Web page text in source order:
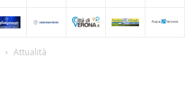
del
Attualità